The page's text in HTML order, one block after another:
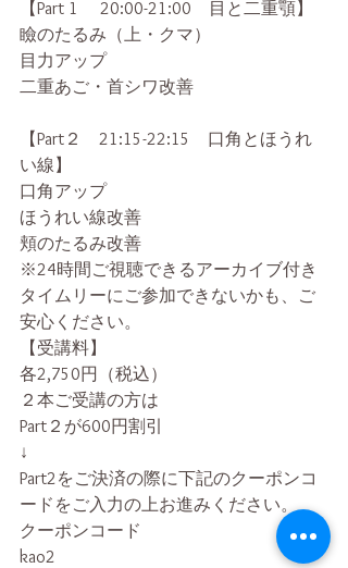
【Part 1     20:00-21:00　目と二重顎】
瞼のたるみ（上・クマ）
目力アップ
二重あご・首シワ改善
【Part２　21:15-22:15　口角とほうれ
い線】
口角アップ
ほうれい線改善
頬のたるみ改善
※24時間ご視聴できるアーカイブ付き
タイムリーにご参加できないかも、ご
安心ください。
【受講料】
各2,750円（税込）
２本ご受講の方は
Part２が600円割引
↓
Part2をご決済の際に下記のクーポンコ
ードをご入力の上お進みください。
クーポンコード
kao2